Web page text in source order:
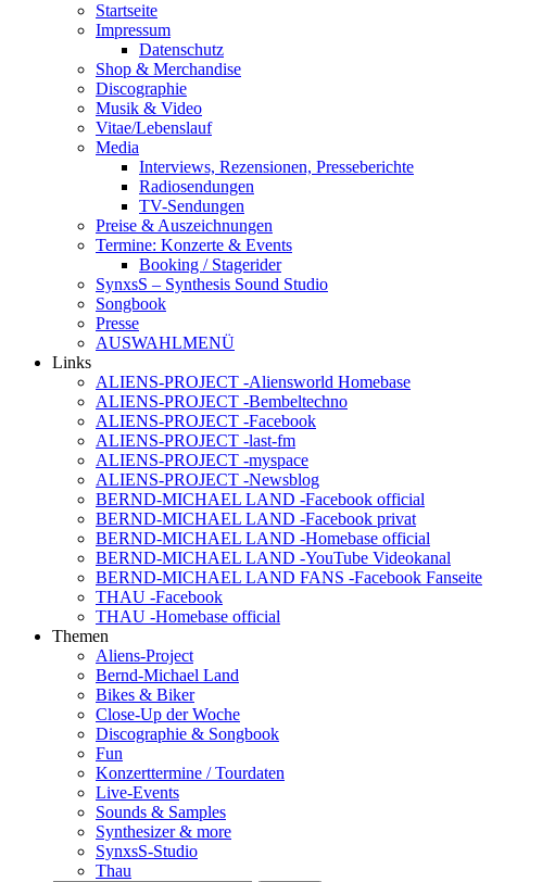
Startseite
Impressum
Datenschutz
Shop & Merchandise
Discographie
Musik & Video
Vitae/Lebenslauf
Media
Interviews, Rezensionen, Presseberichte
Radiosendungen
TV-Sendungen
Preise & Auszeichnungen
Termine: Konzerte & Events
Booking / Stagerider
SynxsS – Synthesis Sound Studio
Songbook
Presse
AUSWAHLMENÜ
Links
ALIENS-PROJECT -Aliensworld Homebase
ALIENS-PROJECT -Bembeltechno
ALIENS-PROJECT -Facebook
ALIENS-PROJECT -last-fm
ALIENS-PROJECT -myspace
ALIENS-PROJECT -Newsblog
BERND-MICHAEL LAND -Facebook official
BERND-MICHAEL LAND -Facebook privat
BERND-MICHAEL LAND -Homebase official
BERND-MICHAEL LAND -YouTube Videokanal
BERND-MICHAEL LAND FANS -Facebook Fanseite
THAU -Facebook
THAU -Homebase official
Themen
Aliens-Project
Bernd-Michael Land
Bikes & Biker
Close-Up der Woche
Discographie & Songbook
Fun
Konzerttermine / Tourdaten
Live-Events
Sounds & Samples
Synthesizer & more
SynxsS-Studio
Thau